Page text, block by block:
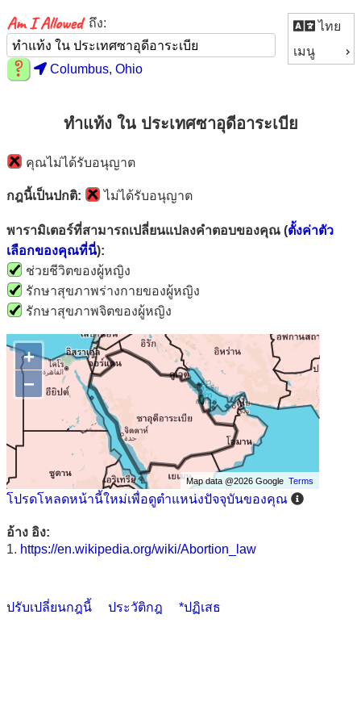
ไทย
เมนู
ถึง:
Columbus, Ohio
ทำแท้ง ใน ประเทศซาอุดีอาระเบีย
คุณไม่ได้รับอนุญาต
กฎนี้เป็นปกติ: ไม่ได้รับอนุญาต
พารามิเตอร์ที่สามารถเปลี่ยนแปลงคำตอบของคุณ (ตั้งค่าตัว
เลือกของคุณที่นี่):
ช่วยชีวิตของผู้หญิง
รักษาสุขภาพร่างกายของผู้หญิง
รักษาสุขภาพจิตของผู้หญิง
+
−
Map data @2026 GoogleTerms
โปรดโหลดหน้านี้ใหม่เพื่อดูตำแหน่งปัจจุบันของคุณ
อ้าง อิง:
1. https://en.wikipedia.org/wiki/Abortion_law
ปรับเปลี่ยนกฎนี้ ประวัติกฎ *ปฏิเสธ